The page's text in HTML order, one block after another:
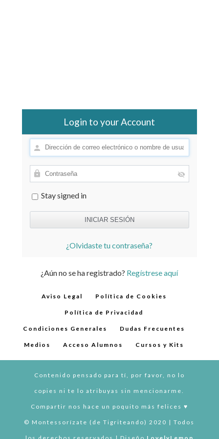
Login to your Account
Stay signed in
¿Olvidaste tu contraseña?
¿Aún no se ha registrado? Regístrese aquí
Aviso Legal Política de Cookies
Política de Privacidad
Condiciones Generales Dudas Frecuentes
Medios Acceso Alumnos Cursos y Kits
Contenido pensado para tí, por favor, no lo
copies ni te lo atribuyas sin mencionarme.
Compartir nos hace un poquito más felices ♥︎
© Montessorízate (de Tigriteando) 2020 | Todos